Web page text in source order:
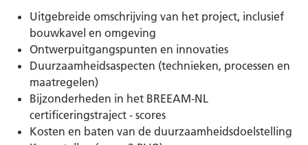
Uitgebreide omschrijving van het project, inclusief
bouwkavel en omgeving
Ontwerpuitgangspunten en innovaties
Duurzaamheidsaspecten (technieken, processen en
maatregelen)
Bijzonderheden in het BREEAM-NL
certificeringstraject - scores
Kosten en baten van de duurzaamheidsdoelstelling